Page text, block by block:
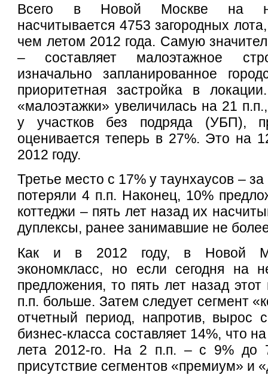
Всего в Новой Москве на
насчитывается 4753 загородных
чем летом 2012 года. Самую
– составляет малоэтажное
изначально запланированное
приоритетная застройка в
«малоэтажки» увеличилась на 21
у участков без подряда (УБП),
оценивается теперь в 27%. Это на
2012 году.
Третье место с 17% у таунхаусов –
потеряли 4 п.п. Наконец, 10%
коттеджи – пять лет назад их
дуплексы, ранее занимавшие не
Как и в 2012 году, в Новой
экономкласс, но если сегодня на
предложения, то пять лет назад
п.п. больше. Затем следует сегмент
отчетный период, напротив, вырос
бизнес-класса составляет 14%, что
лета 2012-го. На 2 п.п. – с 9% до
присутствие сегментов «премиум» и